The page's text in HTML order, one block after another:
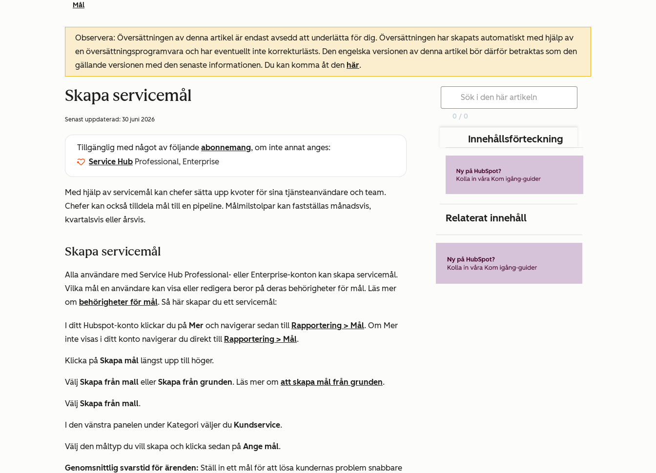
Mål
Observera: Översättningen av denna artikel är endast avsedd att underlätta för dig. Översättningen har skapats automatiskt med hjälp av
en översättningsprogramvara och har eventuellt inte korrekturlästs. Den engelska versionen av denna artikel bör därför betraktas som den
gällande versionen med den senaste informationen. Du kan komma åt den här.
Skapa servicemål
Senast uppdaterad: 30 juni 2026
Tillgänglig med något av följande abonnemang, om inte annat anges:
Service Hub Professional, Enterprise
Med hjälp av servicemål kan chefer sätta upp kvoter för sina tjänsteanvändare och team.
Chefer kan också tilldela mål till en pipeline. Målmilstolpar kan fastställas månadsvis,
kvartalsvis eller årsvis.
Skapa servicemål
Alla användare med Service Hub Professional- eller Enterprise-konton kan skapa servicemål.
Vilka mål en användare kan visa eller redigera beror på deras behörigheter för mål. Läs mer
om behörigheter för mål. Så här skapar du ett servicemål:
I ditt Hubspot-konto klickar du på Mer och navigerar sedan till Rapportering > Mål. Om Mer
inte visas i ditt konto navigerar du direkt till Rapportering > Mål.
Klicka på Skapa mål längst upp till höger.
Välj Skapa från mall eller Skapa från grunden. Läs mer om att skapa mål från grunden.
Välj Skapa från mall.
I den vänstra panelen under Kategori väljer du Kundservice.
Välj den måltyp du vill skapa och klicka sedan på Ange mål.
Genomsnittlig svarstid för ärenden: Ställ in ett mål för att lösa kundernas problem snabbare
0 / 0
Innehållsförteckning
Relaterat innehåll